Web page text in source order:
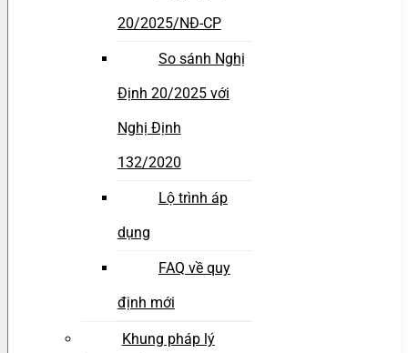
20/2025/NĐ-CP
So sánh Nghị
Định 20/2025 với
Nghị Định
132/2020
Lộ trình áp
dụng
FAQ về quy
định mới
Khung pháp lý